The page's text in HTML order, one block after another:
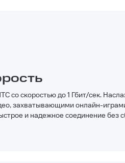
со скоростью до 1 Гбит/сек.
захватывающими онлайн-
и надежное соединение без